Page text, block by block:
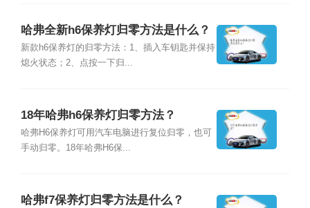
哈弗全新h6保养灯归零方法是什么？
新款h6保养灯的归零方法：1、插入车钥匙并保持
熄火状态；2、点按一下归...
18年哈弗h6保养灯归零方法？
哈弗H6保养灯可用汽车电脑进行复位归零，也可
手动归零。18年哈弗H6保...
哈弗f7保养灯归零方法是什么？